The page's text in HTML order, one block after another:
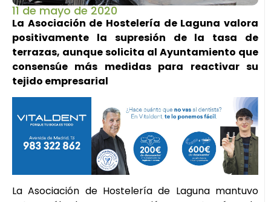
11 de mayo de 2020
La Asociación de Hostelería de Laguna valora
positivamente la supresión de la tasa de
terrazas, aunque solicita al Ayuntamiento que
consensúe más medidas para reactivar su
tejido empresarial
La Asociación de Hostelería de Laguna mantuvo